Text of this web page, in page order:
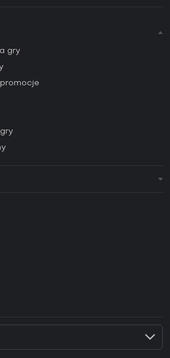
gry
(CD Key)?
Games (CD Key)?
(CD Key)?
Connect (CD Key)?